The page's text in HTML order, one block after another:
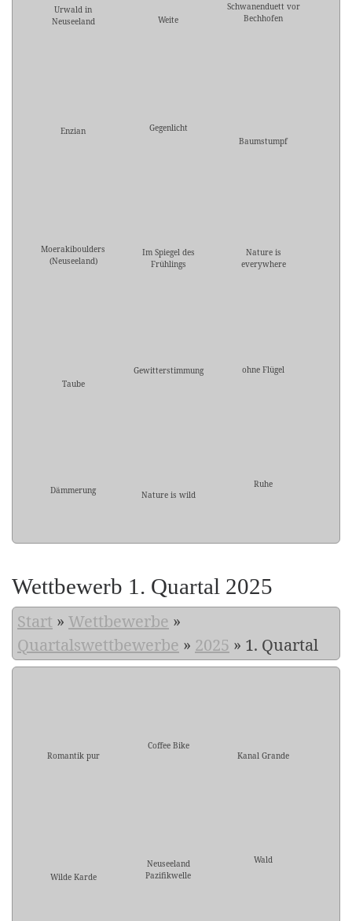
Urwald in
Neuseeland
Weite
Schwanenduett vor
Bechhofen
Enzian
Gegenlicht
Baumstumpf
Moerakiboulders
(Neuseeland)
Im Spiegel des
Frühlings
Nature is
everywhere
Taube
Gewitterstimmung ohne Flügel
Dämmerung Nature is wild
Ruhe
Wettbewerb 1. Quartal 2025
Start » Wettbewerbe »
Quartalswettbewerbe » 2025 » 1. Quartal
Romantik pur
Coffee Bike
Kanal Grande
Wilde Karde
Neuseeland
Pazifikwelle
Wald